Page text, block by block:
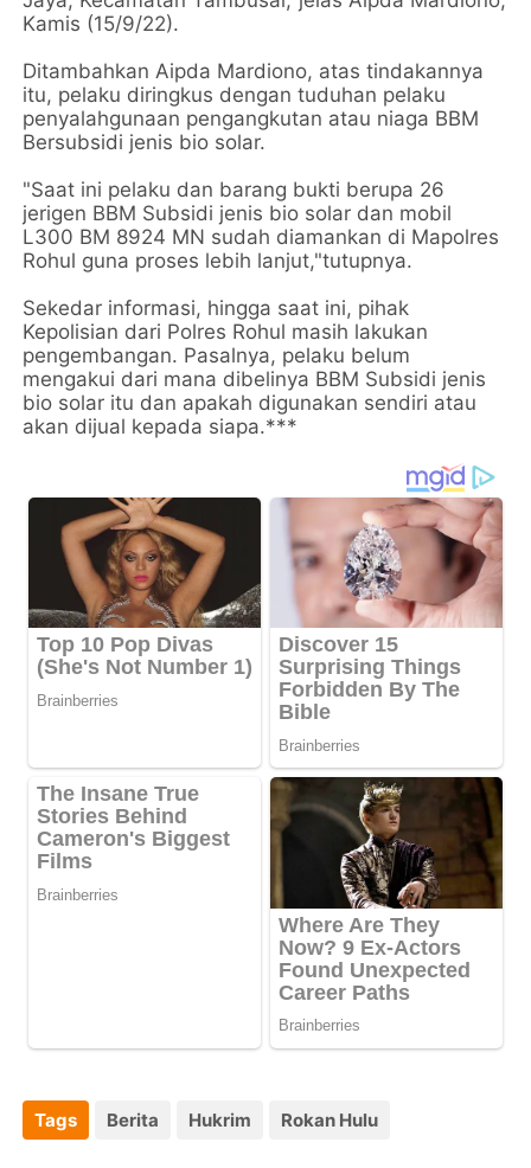
Kamis (15/9/22).
Ditambahkan Aipda Mardiono, atas tindakannya
itu, pelaku diringkus dengan tuduhan pelaku
penyalahgunaan pengangkutan atau niaga BBM
Bersubsidi jenis bio solar.
"Saat ini pelaku dan barang bukti berupa 26
jerigen BBM Subsidi jenis bio solar dan mobil
L300 BM 8924 MN sudah diamankan di Mapolres
Rohul guna proses lebih lanjut,"tutupnya.
Sekedar informasi, hingga saat ini, pihak
Kepolisian dari Polres Rohul masih lakukan
pengembangan. Pasalnya, pelaku belum
mengakui dari mana dibelinya BBM Subsidi jenis
bio solar itu dan apakah digunakan sendiri atau
akan dijual kepada siapa.***
Tags Berita Hukrim Rokan Hulu